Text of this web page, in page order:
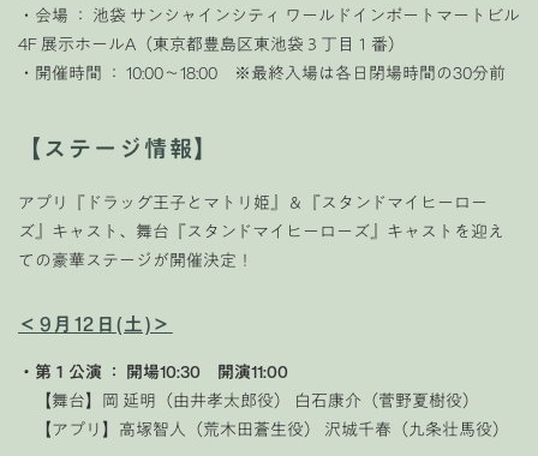
・会場 ： 池袋 サンシャインシティ ワールドインポートマートビル
4F 展示ホールA（東京都豊島区東池袋３丁目１番）
・開催時間 ： 10:00～18:00 ※最終入場は各日閉場時間の30分前
【ステージ情報】
アプリ『ドラッグ王子とマトリ姫』＆『スタンドマイヒーロー
ズ』キャスト、舞台『スタンドマイヒーローズ』キャストを迎え
ての豪華ステージが開催決定！
＜9月12日(土)＞
・第１公演 ： 開場10:30 開演11:00
【舞台】岡 延明（由井孝太郎役） 白石康介（菅野夏樹役）
【アプリ】高塚智人（荒木田蒼生役） 沢城千春（九条壮馬役）